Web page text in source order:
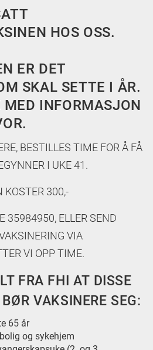
HOS OSS.
ER DET
SKAL SETTE I ÅR.
INFORMASJON
BESTILLES TIME FOR Å FÅ
I UKE 41.
KOSTER 300,-
35984950, ELLER SEND
VIA
VI OPP TIME.
FRA FHI AT DISSE
VAKSINERE SEG:
65 år
og sykehjem